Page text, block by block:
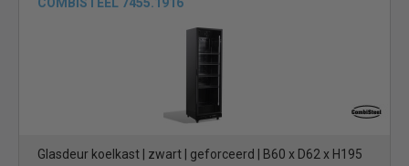
Glasdeur koelkast | zwart | geforceerd | B60 x D62 x H195